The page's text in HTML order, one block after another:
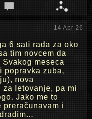
14 Apr 26
6 sati rada za oko
tim novcem da
meseca
popravka zuba,
nova
za letovanje, pa mi
Jako me to
preračunavam i